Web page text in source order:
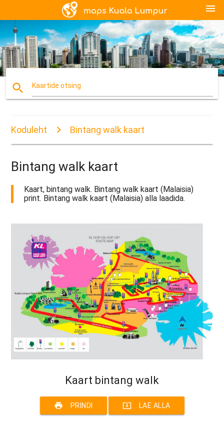
menu
search Kaartide otsing
Koduleht Bintang walk kaart
Bintang walk kaart
Kaart, bintang walk. Bintang walk kaart (Malaisia)
print. Bintang walk kaart (Malaisia) alla laadida.
Kaart bintang walk
print PRINDI system_update_alt LAE ALLA